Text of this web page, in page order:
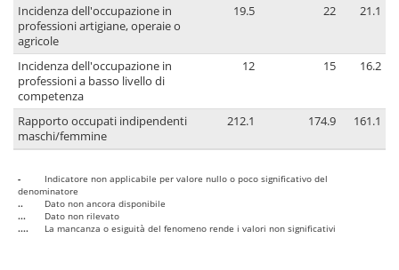
Incidenza dell'occupazione in
professioni artigiane, operaie o
agricole
19.5 22 21.1
Incidenza dell'occupazione in
professioni a basso livello di
competenza
12 15 16.2
Rapporto occupati indipendenti
maschi/femmine
212.1 174.9 161.1
-
Indicatore non applicabile per valore nullo o poco significativo del
denominatore
..
Dato non ancora disponibile
...
Dato non rilevato
....
La mancanza o esiguità del fenomeno rende i valori non significativi